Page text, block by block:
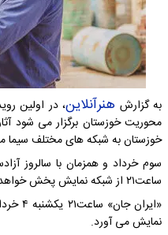
به گزارش هنرآنلاین
محوریت خوزستان برگزار می شود
خوزستان به شبکه های مختلف سیما
سوم خرداد و همزمان با سالروز
ساعت۲۱ از شبکه نمایش پخش خواهد شد.
نمایش می آورد.